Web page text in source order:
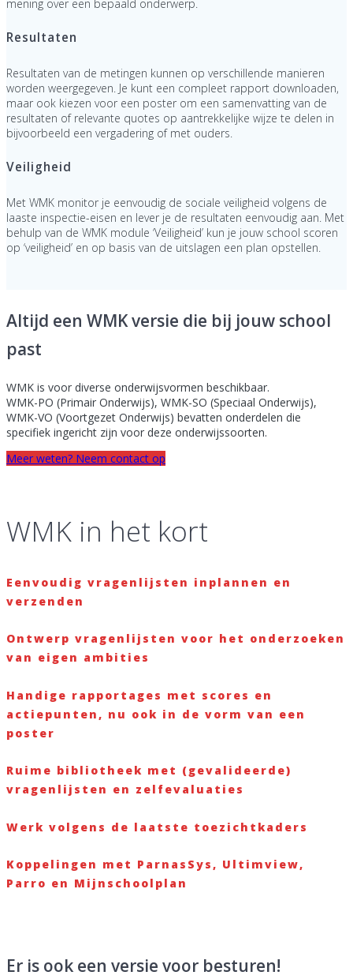
mening over een bepaald onderwerp.
Resultaten
Resultaten van de metingen kunnen op verschillende manieren
worden weergegeven. Je kunt een compleet rapport downloaden,
maar ook kiezen voor een poster om een samenvatting van de
resultaten of relevante quotes op aantrekkelijke wijze te delen in
bijvoorbeeld een vergadering of met ouders.
Veiligheid
Met WMK monitor je eenvoudig de sociale veiligheid volgens de
laaste inspectie-eisen en lever je de resultaten eenvoudig aan. Met
behulp van de WMK module ‘Veiligheid’ kun je jouw school scoren
op ‘veiligheid’ en op basis van de uitslagen een plan opstellen.
Altijd een WMK versie die bij jouw school
past
WMK is voor diverse onderwijsvormen beschikbaar.
WMK-PO (Primair Onderwijs), WMK-SO (Speciaal Onderwijs),
WMK-VO (Voortgezet Onderwijs) bevatten onderdelen die
specifiek ingericht zijn voor deze onderwijssoorten.
Meer weten? Neem contact op
WMK in het kort
Eenvoudig vragenlijsten inplannen en
verzenden
Ontwerp vragenlijsten voor het onderzoeken
van eigen ambities
Handige rapportages met scores en
actiepunten, nu ook in de vorm van een
poster
Ruime bibliotheek met (gevalideerde)
vragenlijsten en zelfevaluaties
Werk volgens de laatste toezichtkaders
Koppelingen met ParnasSys, Ultimview,
Parro en Mijnschoolplan
Er is ook een versie voor besturen!